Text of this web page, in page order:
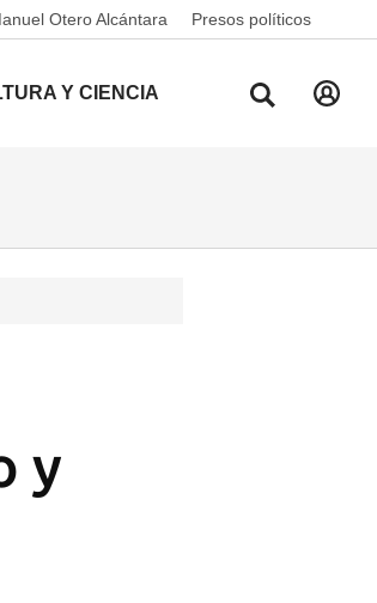
Otero Alcántara Presos políticos
Y CIENCIA
y